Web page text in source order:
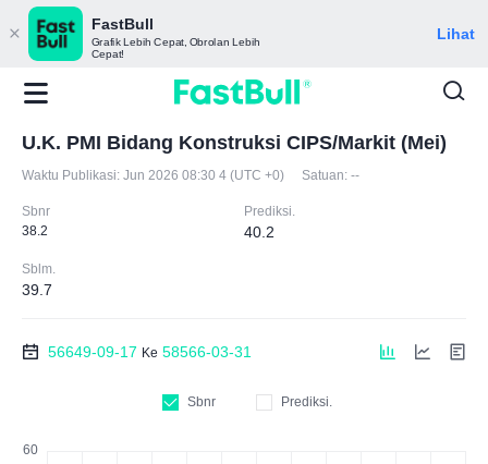
FastBull
Grafik Lebih Cepat, Obrolan Lebih
Cepat!
Lihat
U.K. PMI Bidang Konstruksi CIPS/Markit (Mei)
Waktu Publikasi: Jun 2026 08:30 4 (UTC +0) Satuan: --
Sbnr
38.2
Prediksi.
40.2
Sblm.
39.7
56649-09-17 Ke 58566-03-31
Sbnr Prediksi.